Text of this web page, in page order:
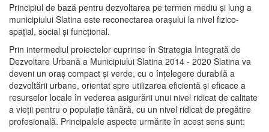
Principiul de bază pentru dezvoltarea pe termen mediu şi lung a
municipiului Slatina este reconectarea oraşului la nivel fizico-
spaţial, social şi funcţional.
Prin intermediul proiectelor cuprinse în Strategia Integrată de
Dezvoltare Urbană a Municipiului Slatina 2014 - 2020 Slatina va
deveni un oraş compact şi verde, cu o înţelegere durabilă a
dezvoltării urbane, orientat spre utilizarea eficientă şi eficace a
resurselor locale în vederea asigurării unui nivel ridicat de calitate
a vieţii pentru o populaţie tânără, cu un nivel ridicat de pregătire
profesională. Principalele aspecte urmărite în acest sens sunt: